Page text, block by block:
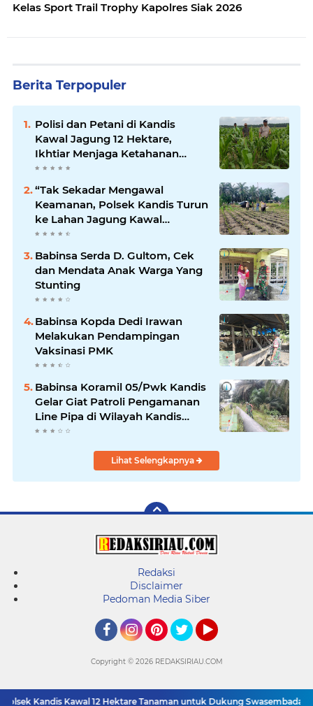
Kelas Sport Trail Trophy Kapolres Siak 2026
Berita Terpopuler
Polisi dan Petani di Kandis
Kawal Jagung 12 Hektare,
Ikhtiar Menjaga Ketahanan
Pangan
“Tak Sekadar Mengawal
Keamanan, Polsek Kandis Turun
ke Lahan Jagung Kawal
Ketahanan Pangan
Babinsa Serda D. Gultom, Cek
dan Mendata Anak Warga Yang
Stunting
Babinsa Kopda Dedi Irawan
Melakukan Pendampingan
Vaksinasi PMK
Babinsa Koramil 05/Pwk Kandis
Gelar Giat Patroli Pengamanan
Line Pipa di Wilayah Kandis
Kandis
Lihat Selengkapnya
Redaksi
Disclaimer
Pedoman Media Siber
Kandis Kawal 12 Hektare Tanaman untuk Dukung Swasembada
Copyright © 2026 REDAKSIRIAU.COM